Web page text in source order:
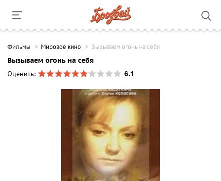
Фильмы Мировое кино Вызываем огонь на себя
Вызываем огонь на себя
Оценить:
6.1